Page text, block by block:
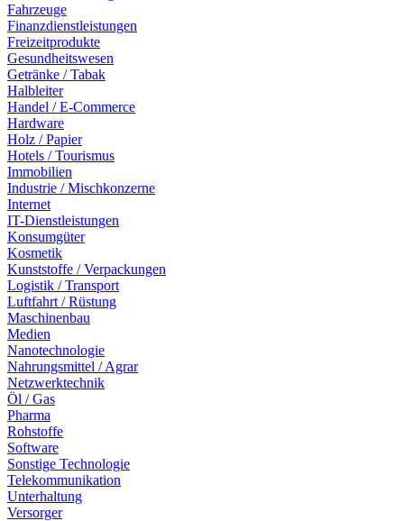
Fahrzeuge
Finanzdienstleistungen
Freizeitprodukte
Gesundheitswesen
Getränke / Tabak
Halbleiter
Handel / E-Commerce
Hardware
Holz / Papier
Hotels / Tourismus
Immobilien
Industrie / Mischkonzerne
Internet
IT-Dienstleistungen
Konsumgüter
Kosmetik
Kunststoffe / Verpackungen
Logistik / Transport
Luftfahrt / Rüstung
Maschinenbau
Medien
Nanotechnologie
Nahrungsmittel / Agrar
Netzwerktechnik
Öl / Gas
Pharma
Rohstoffe
Software
Sonstige Technologie
Telekommunikation
Unterhaltung
Versorger